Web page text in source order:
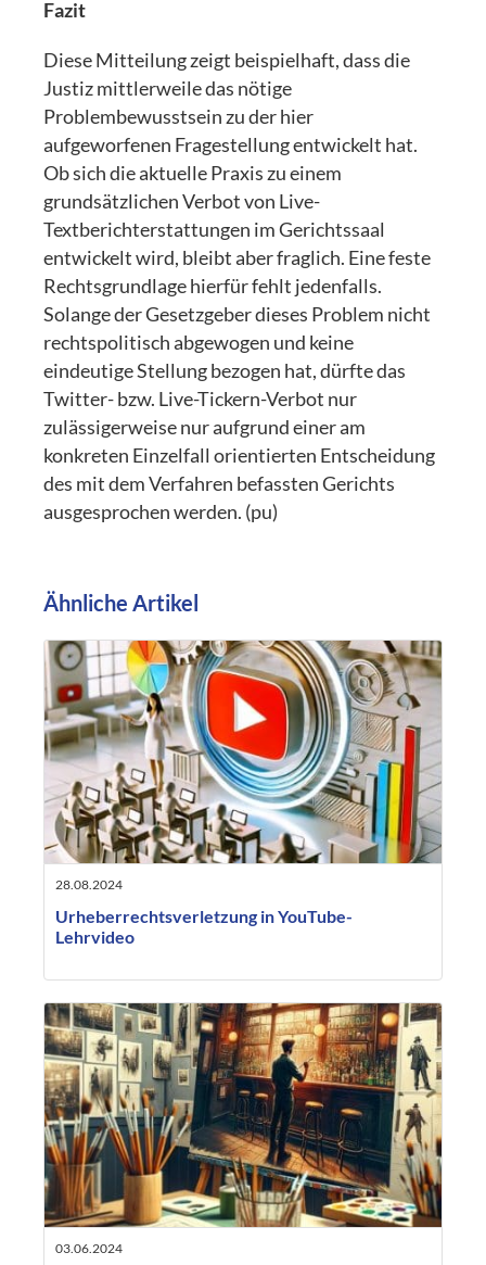
Fazit
Diese Mitteilung zeigt beispielhaft, dass die
Justiz mittlerweile das nötige
Problembewusstsein zu der hier
aufgeworfenen Fragestellung entwickelt hat.
Ob sich die aktuelle Praxis zu einem
grundsätzlichen Verbot von Live-
Textberichterstattungen im Gerichtssaal
entwickelt wird, bleibt aber fraglich. Eine feste
Rechtsgrundlage hierfür fehlt jedenfalls.
Solange der Gesetzgeber dieses Problem nicht
rechtspolitisch abgewogen und keine
eindeutige Stellung bezogen hat, dürfte das
Twitter- bzw. Live-Tickern-Verbot nur
zulässigerweise nur aufgrund einer am
konkreten Einzelfall orientierten Entscheidung
des mit dem Verfahren befassten Gerichts
ausgesprochen werden. (pu)
Ähnliche Artikel
28.08.2024
Urheberrechtsverletzung in YouTube-
Lehrvideo
03.06.2024